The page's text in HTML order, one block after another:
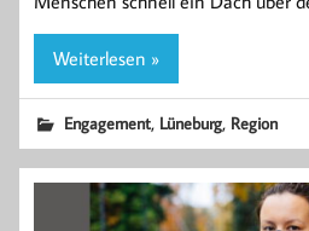
Weiterlesen »
Engagement, Lüneburg, Region